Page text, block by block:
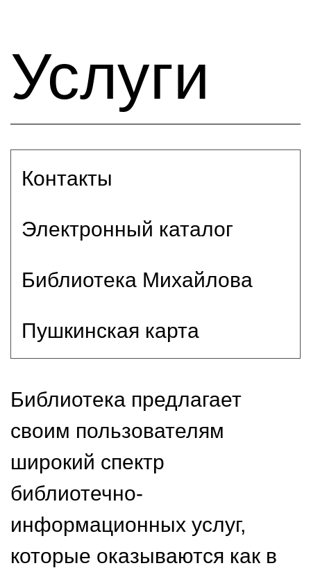
Услуги
Контакты
Электронный каталог
Библиотека Михайлова
Пушкинская карта
Библиотека предлагает
своим пользователям
широкий спектр
библиотечно-
информационных услуг,
которые оказываются как в